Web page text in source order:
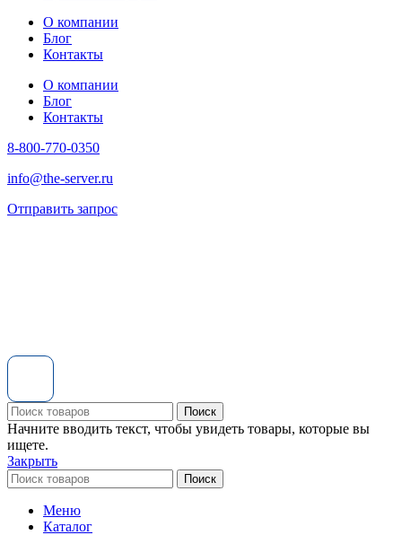
О компании
Блог
Контакты
О компании
Блог
Контакты
8-800-770-0350
info@the-server.ru
Отправить запрос
Поиск
Начните вводить текст, чтобы увидеть товары, которые вы
ищете.
Закрыть
Поиск
Меню
Каталог